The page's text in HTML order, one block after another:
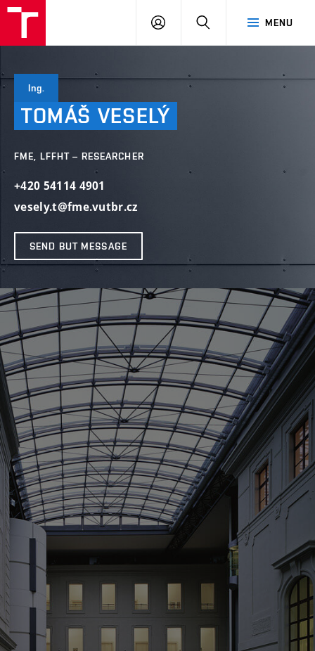
MENU
LOG
SEARCH
Ing.
TOMÁŠ VESELÝ
FME, LFFHT – RESEARCHER
+420 54114 4901
vesely.t@fme.vutbr.cz
SEND BUT MESSAGE